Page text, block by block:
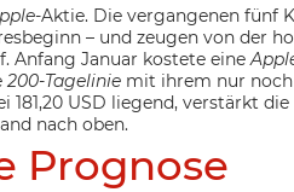
-Aktie. Die vergangenen fünf
– und zeugen von der
Anfang Januar kostete eine
200-Tagelinie mit ihrem nur
USD liegend, verstärkt
nach oben.
Prognose